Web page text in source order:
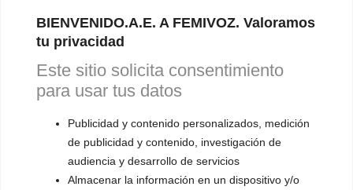
BIENVENIDO.A.E. A FEMIVOZ. Valoramos
tu privacidad
Este sitio solicita consentimiento
para usar tus datos
Publicidad y contenido personalizados, medición
de publicidad y contenido, investigación de
audiencia y desarrollo de servicios
Almacenar la información en un dispositivo y/o
▪️ Masculinización de la voz
▪️ Neutralización de la voz
▪️ Dualización de la voz
▪️ Androginización de la voz
OTRAS SESIONES
▪️ Caracterización de la voz